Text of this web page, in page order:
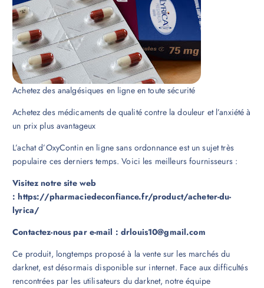
Achetez des analgésiques en ligne en toute sécurité
Achetez des médicaments de qualité contre la douleur et l’anxiété à
un prix plus avantageux
L’achat d’OxyContin en ligne sans ordonnance est un sujet très
populaire ces derniers temps. Voici les meilleurs fournisseurs :
Visitez notre site web
:https://pharmaciedeconfiance.fr/product/acheter-du-
lyrica/
Contactez-nous par e-mail : drlouis10@gmail.com
Ce produit, longtemps proposé à la vente sur les marchés du
darknet, est désormais disponible sur internet. Face aux difficultés
rencontrées par les utilisateurs du darknet, notre équipe